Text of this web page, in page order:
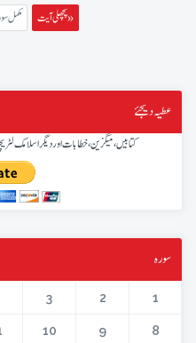
پچھلی آیت » مکمل
عطیہ دیجئے
کتابیں، میگزین، خطابات اور دیگر اسلامک
سورہ
1
2
3
8
9
10